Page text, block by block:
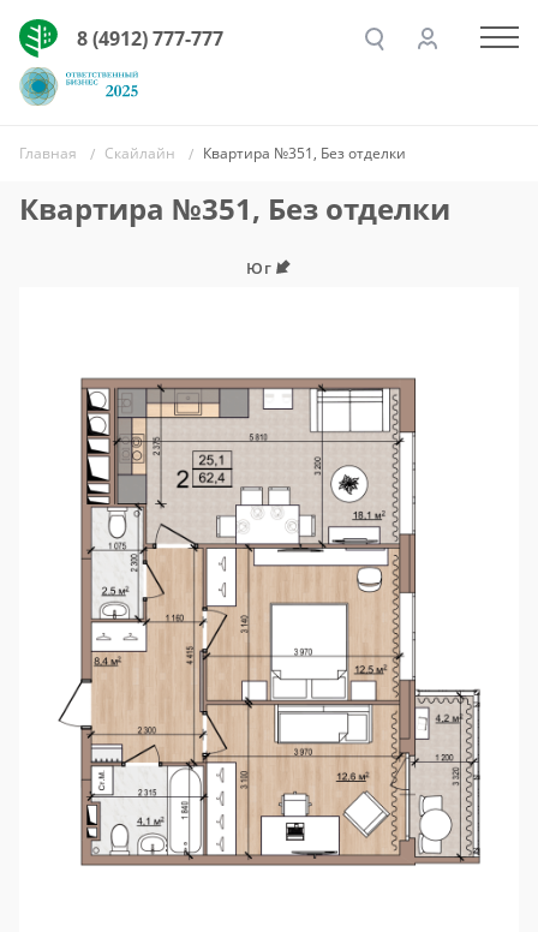
8 (4912) 777-777
Главная Скайлайн Квартира №351, Без отделки
Квартира №351, Без отделки
Юг